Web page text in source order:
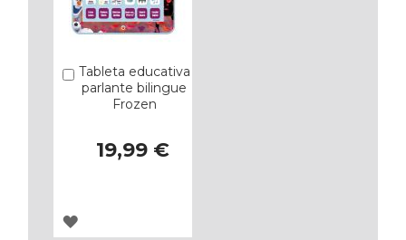
Tableta educativa
parlante bilingue
Frozen
19,99 €
Añadir
AGREGAR